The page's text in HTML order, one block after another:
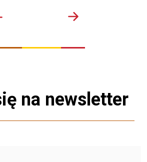
na newsletter